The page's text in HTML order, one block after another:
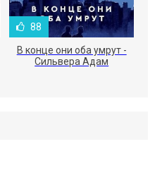
88
В конце они оба умрут -
Сильвера Адам